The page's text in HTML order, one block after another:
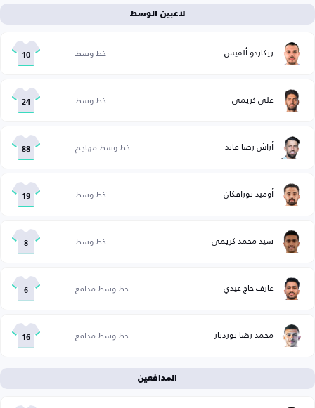
لاعبين الوسط
ريكاردو ألفيس خط وسط 10
علي كريمي خط وسط 24
أراش رضا فاند خط وسط مهاجم 88
أوميد نورافكان خط وسط 19
سید محمد کریمي خط وسط 8
عارف حاج عيدي خط وسط مدافع 6
محمد رضا بوردبار خط وسط مدافع 16
المدافعين